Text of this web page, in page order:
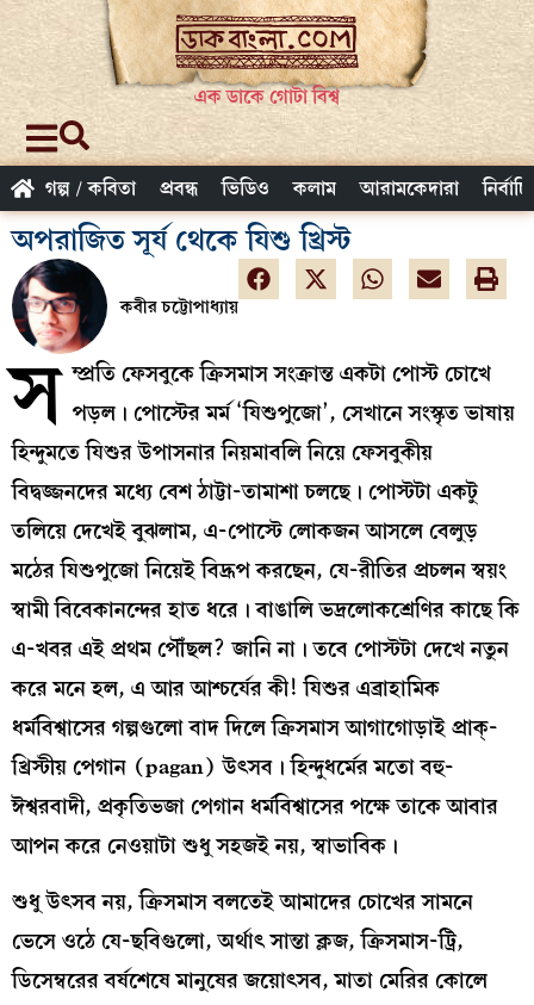
এক ডাকে গোটা বিশ্ব
গল্প / কবিতা প্রবন্ধ ভিডিও কলাম আরামকেদারা
অপরাজিত সূর্য থেকে যিশু খ্রিস্ট
কবীর চট্টোপাধ্যায়
স ম্প্রতি ফেসবুকে ক্রিসমাস সংক্রান্ত একটা পোস্ট চোখে
পড়ল। পোস্টের মর্ম ‘যিশুপুজো’, সেখানে সংস্কৃত ভাষায়
হিন্দুমতে যিশুর উপাসনার নিয়মাবলি নিয়ে ফেসবুকীয়
বিদ্বজ্জনদের মধ্যে বেশ ঠাট্টা-তামাশা চলছে। পোস্টটা একটু
তলিয়ে দেখেই বুঝলাম, এ-পোস্টে লোকজন আসলে বেলুড়
মঠের যিশুপুজো নিয়েই বিদ্রূপ করছেন, যে-রীতির প্রচলন স্বয়ং
স্বামী বিবেকানন্দের হাত ধরে। বাঙালি ভদ্রলোকশ্রেণির কাছে কি
এ-খবর এই প্রথম পৌঁছল? জানি না। তবে পোস্টটা দেখে নতুন
করে মনে হল, এ আর আশ্চর্যের কী! যিশুর এব্রাহামিক
ধর্মবিশ্বাসের গল্পগুলো বাদ দিলে ক্রিসমাস আগাগোড়াই প্রাক্‌-
খ্রিস্টীয় পেগান (pagan) উৎসব। হিন্দুধর্মের মতো বহু-
ঈশ্বরবাদী, প্রকৃতিভজা পেগান ধর্মবিশ্বাসের পক্ষে তাকে আবার
আপন করে নেওয়াটা শুধু সহজই নয়, স্বাভাবিক।
শুধু উৎসব নয়, ক্রিসমাস বলতেই আমাদের চোখের সামনে
ভেসে ওঠে যে-ছবিগুলো, অর্থাৎ সান্তা ক্লজ, ক্রিসমাস-ট্রি,
ডিসেম্বরের বর্ষশেষে মানুষের জয়োৎসব, মাতা মেরির কোলে